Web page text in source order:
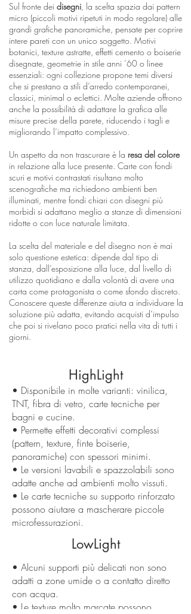
Sul fronte dei disegni, la scelta spazia dai pattern
micro (piccoli motivi ripetuti in modo regolare) alle
grandi grafiche panoramiche, pensate per coprire
intere pareti con un unico soggetto. Motivi
botanici, texture astratte, effetti cemento o boiserie
disegnate, geometrie in stile anni ’60 o linee
essenziali: ogni collezione propone temi diversi
che si prestano a stili d’arredo contemporanei,
classici, minimal o eclettici. Molte aziende offrono
anche la possibilità di adattare la grafica alle
misure precise della parete, riducendo i tagli e
migliorando l’impatto complessivo.
Un aspetto da non trascurare è la resa del colore
in relazione alla luce presente. Carte con fondi
scuri e motivi contrastati risultano molto
scenografiche ma richiedono ambienti ben
illuminati, mentre fondi chiari con disegni più
morbidi si adattano meglio a stanze di dimensioni
ridotte o con luce naturale limitata.
La scelta del materiale e del disegno non è mai
solo questione estetica: dipende dal tipo di
stanza, dall’esposizione alla luce, dal livello di
utilizzo quotidiano e dalla volontà di avere una
carta come protagonista o come sfondo discreto.
Conoscere queste differenze aiuta a individuare la
soluzione più adatta, evitando acquisti d’impulso
che poi si rivelano poco pratici nella vita di tutti i
giorni.
HighLight
• Disponibile in molte varianti: vinilica,
TNT, fibra di vetro, carte tecniche per
bagni e cucine.
• Permette effetti decorativi complessi
(pattern, texture, finte boiserie,
panoramiche) con spessori minimi.
• Le versioni lavabili e spazzolabili sono
adatte anche ad ambienti molto vissuti.
• Le carte tecniche su supporto rinforzato
possono aiutare a mascherare piccole
microfessurazioni.
LowLight
• Alcuni supporti più delicati non sono
adatti a zone umide o a contatto diretto
con acqua.
• Le texture molto marcate possono